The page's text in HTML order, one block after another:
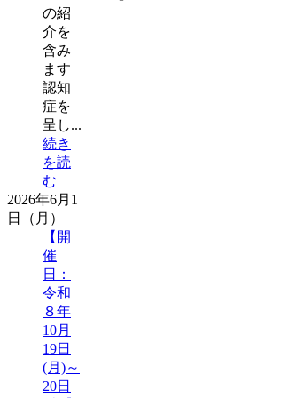
の紹
介を
含み
ます
認知
症を
呈し...
続き
を読
む
2026年6月1
日（月）
【開
催
日：
令和
８年
10月
19日
(月)～
20日